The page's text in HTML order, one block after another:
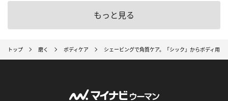
もっと見る
トップ 磨く ボディケア シェービングで角質ケア。「シック」からボディ用